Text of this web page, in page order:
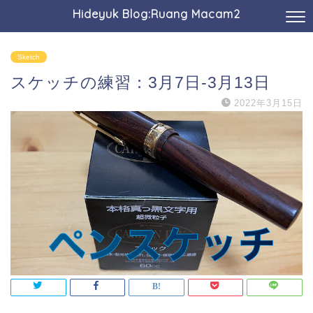
Hideyuk Blog:Ruang Macam2
Sketch
スケッチの練習：3月7日-3月13日
2022年3月15日